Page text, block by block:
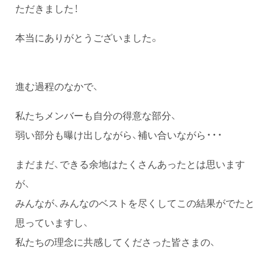
ただきました！
本当にありがとうございました。
進む過程のなかで、
私たちメンバーも自分の得意な部分、
弱い部分も曝け出しながら、補い合いながら・・・
まだまだ、できる余地はたくさんあったとは思います
が、
みんなが、みんなのベストを尽くしてこの結果がでたと
思っていますし、
私たちの理念に共感してくださった皆さまの、